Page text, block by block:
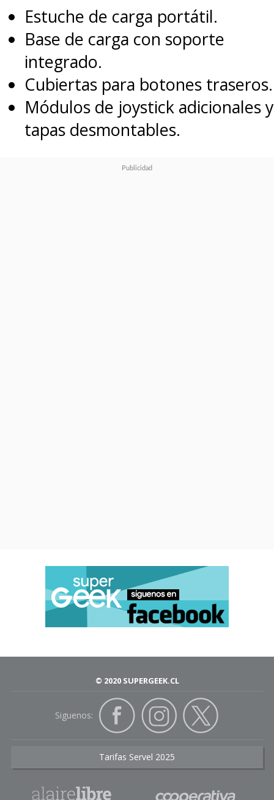
Estuche de carga portátil.
Base de carga con soporte
integrado.
Cubiertas para botones traseros.
Módulos de joystick adicionales y
tapas desmontables.
© 2020 SUPERGEEK.CL
Siguenos:
Tarifas Servel 2025